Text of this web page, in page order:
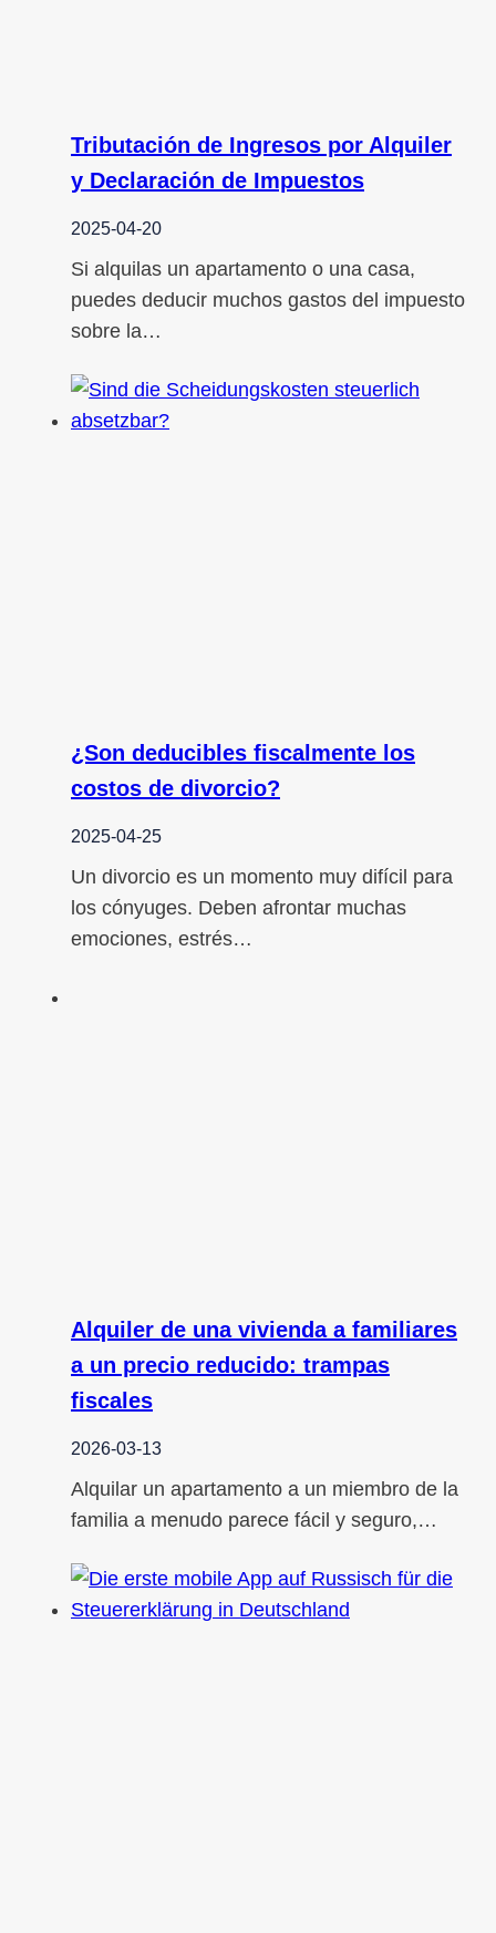
Tributación de Ingresos por Alquiler
y Declaración de Impuestos
2025-04-20
Si alquilas un apartamento o una casa,
puedes deducir muchos gastos del impuesto
sobre la…
¿Son deducibles fiscalmente los
costos de divorcio?
2025-04-25
Un divorcio es un momento muy difícil para
los cónyuges. Deben afrontar muchas
emociones, estrés…
Alquiler de una vivienda a familiares
a un precio reducido: trampas
fiscales
2026-03-13
Alquilar un apartamento a un miembro de la
familia a menudo parece fácil y seguro,…